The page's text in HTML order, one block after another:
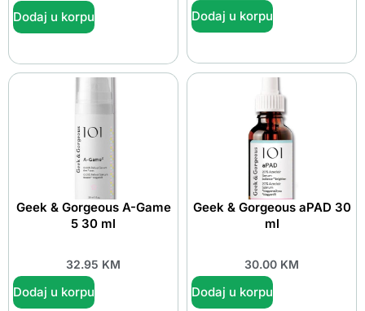
Dodaj u korpu Dodaj u korpu
Geek & Gorgeous A-Game
5 30 ml
32.95 KM
Dodaj u korpu
Geek & Gorgeous aPAD 30
ml
30.00 KM
Dodaj u korpu